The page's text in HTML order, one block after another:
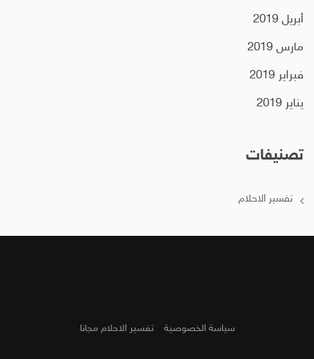
أبريل 2019
مارس 2019
فبراير 2019
يناير 2019
تصنيفات
تفسير الاحلام
سياسة الخصوصية تفسير الاحلام مجانا